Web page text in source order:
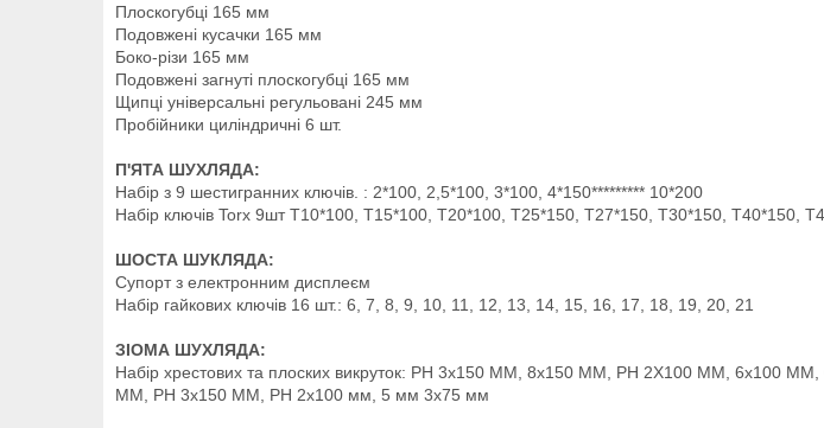
Плоскогубці 165 мм
Подовжені кусачки 165 мм
Боко-різи 165 мм
Подовжені загнуті плоскогубці 165 мм
Щипці універсальні регульовані 245 мм
Пробійники циліндричні 6 шт.
П'ЯТА ШУХЛЯДА:
Набір з 9 шестигранних ключів. : 2*100, 2,5*100, 3*100, 4*150********* 10*200
Набір ключів Torx 9шт T10*100, T15*100, T20*100, T25*150, T27*150, T30*150, T40*150,
ШОСТА ШУКЛЯДА:
Супорт з електронним дисплеєм
Набір гайкових ключів 16 шт.: 6, 7, 8, 9, 10, 11, 12, 13, 14, 15, 16, 17, 18, 19, 20, 21
ЗІОМА ШУХЛЯДА:
Набір хрестових та плоских викруток: PH 3x150 MM, 8x150 MM, PH 2X100 MM, 6x100
MM, PH 3x150 MM, PH 2x100 мм, 5 мм 3x75 мм